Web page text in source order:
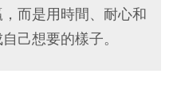
而是用時間、耐心和
己想要的樣子。